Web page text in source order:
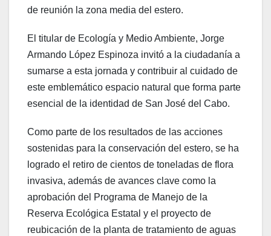
de reunión la zona media del estero.
El titular de Ecología y Medio Ambiente, Jorge
Armando López Espinoza invitó a la ciudadanía a
sumarse a esta jornada y contribuir al cuidado de
este emblemático espacio natural que forma parte
esencial de la identidad de San José del Cabo.
Como parte de los resultados de las acciones
sostenidas para la conservación del estero, se ha
logrado el retiro de cientos de toneladas de flora
invasiva, además de avances clave como la
aprobación del Programa de Manejo de la
Reserva Ecológica Estatal y el proyecto de
reubicación de la planta de tratamiento de aguas